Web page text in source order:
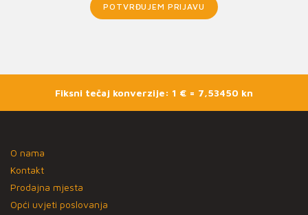
POTVRĐUJEM PRIJAVU
Fiksni tečaj konverzije: 1 € = 7,53450 kn
O nama
Kontakt
Prodajna mjesta
Opći uvjeti poslovanja